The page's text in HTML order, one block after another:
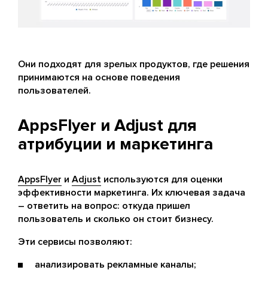
Они подходят для зрелых продуктов, где решения
принимаются на основе поведения
пользователей.
AppsFlyer и Adjust для
атрибуции и маркетинга
AppsFlyer и Adjust используются для оценки
эффективности маркетинга. Их ключевая задача
– ответить на вопрос: откуда пришел
пользователь и сколько он стоит бизнесу.
Эти сервисы позволяют:
анализировать рекламные каналы;